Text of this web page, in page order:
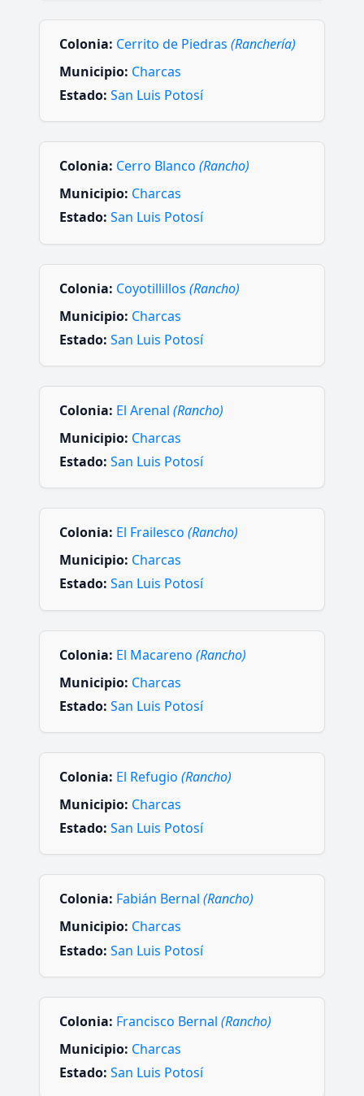
Colonia: Cerrito de Piedras (Ranchería)
Municipio: Charcas
Estado: San Luis Potosí
Colonia: Cerro Blanco (Rancho)
Municipio: Charcas
Estado: San Luis Potosí
Colonia: Coyotillillos (Rancho)
Municipio: Charcas
Estado: San Luis Potosí
Colonia: El Arenal (Rancho)
Municipio: Charcas
Estado: San Luis Potosí
Colonia: El Frailesco (Rancho)
Municipio: Charcas
Estado: San Luis Potosí
Colonia: El Macareno (Rancho)
Municipio: Charcas
Estado: San Luis Potosí
Colonia: El Refugio (Rancho)
Municipio: Charcas
Estado: San Luis Potosí
Colonia: Fabián Bernal (Rancho)
Municipio: Charcas
Estado: San Luis Potosí
Colonia: Francisco Bernal (Rancho)
Municipio: Charcas
Estado: San Luis Potosí